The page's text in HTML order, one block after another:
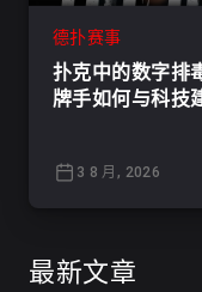
德扑赛事
扑克中的数字排
牌手如何与科技
3 8 月, 2026
最新文章